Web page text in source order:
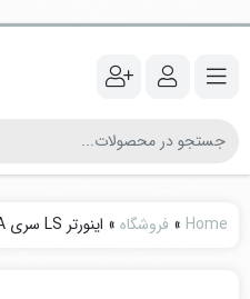
Home
» فروشگاه » اینورتر LS سری IP5A سه فاز 132KW